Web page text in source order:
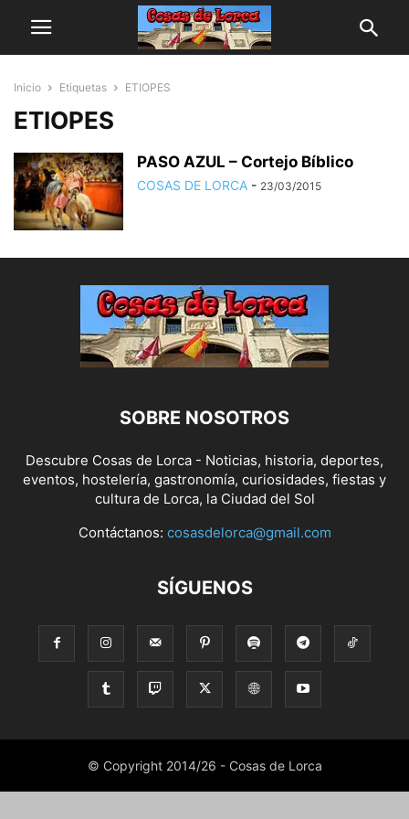
Inicio Etiquetas ETIOPES
ETIOPES
PASO AZUL – Cortejo Bíblico
COSAS DE LORCA - 23/03/2015
SOBRE NOSOTROS
Descubre Cosas de Lorca - Noticias, historia, deportes,
eventos, hostelería, gastronomía, curiosidades, fiestas y
cultura de Lorca, la Ciudad del Sol
Contáctanos: cosasdelorca@gmail.com
SÍGUENOS
© Copyright 2014/26 - Cosas de Lorca